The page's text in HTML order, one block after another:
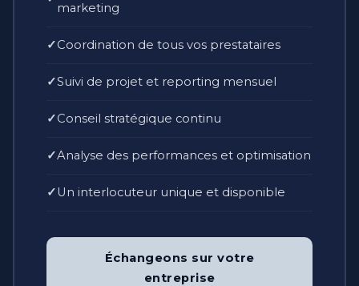
marketing
Coordination de tous vos prestataires
Suivi de projet et reporting mensuel
Conseil stratégique continu
Analyse des performances et optimisation
Un interlocuteur unique et disponible
Échangeons sur votre
entreprise